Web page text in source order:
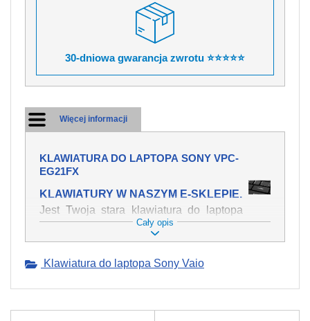
30-dniowa gwarancja zwrotu ⭐⭐⭐⭐⭐
Więcej informacji
KLAWIATURA DO LAPTOPA SONY VPC-
EG21FX
KLAWIATURY W NASZYM E-SKLEPIE.
Jest Twoja stara klawiatura do laptopa
SONY VPC-EG21FX mechanicznie
uszkodzona, polałeś ją płynem, który
swojej pozycji? Kup nową klawiaturę,
Oferujemy oryginalne klawiatury w
Cały opis
Klawiatura do laptopa Sony Vaio